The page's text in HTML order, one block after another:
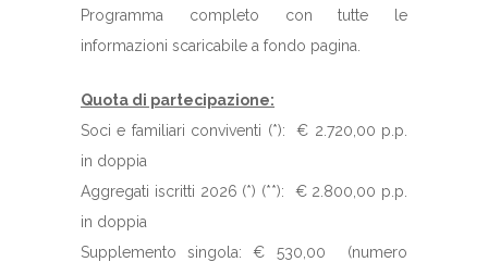
Programma completo con tutte le
informazioni scaricabile a fondo pagina.
Quota di partecipazione:
Soci e familiari conviventi (*): € 2.720,00 p.p.
in doppia
Aggregati iscritti 2026 (*) (**): € 2.800,00 p.p.
in doppia
Supplemento singola: € 530,00 (numero